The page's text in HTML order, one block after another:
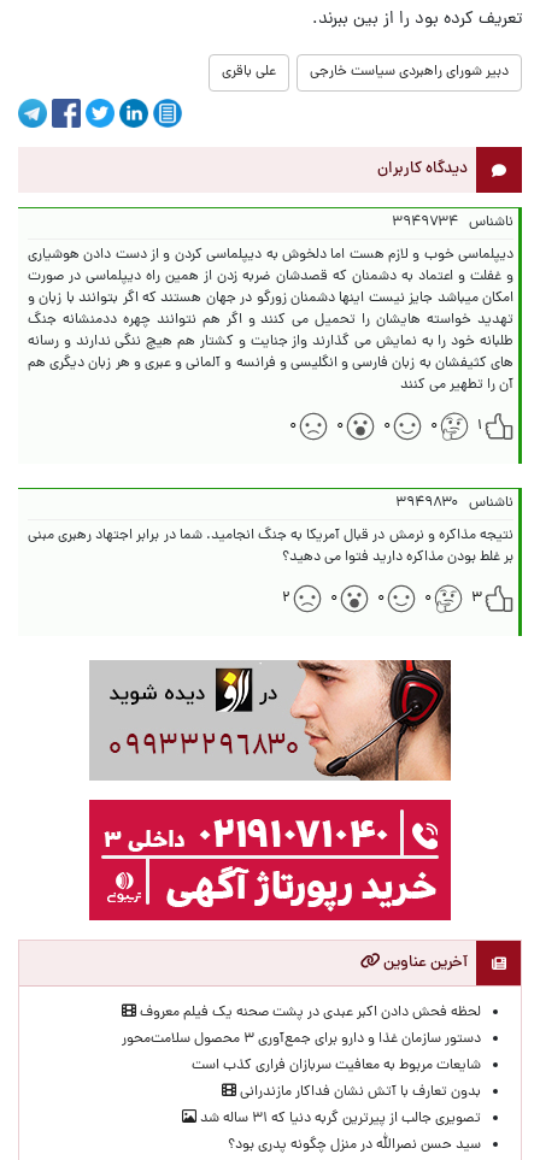
تعریف کرده بود را از بین ببرند.
دبیر شورای راهبردی سیاست خارجی علی باقری
دیدگاه کاربران
ناشناس ۳۹۴۹۷۳۴
دیپلماسی خوب و لازم هست اما دلخوش به دیپلماسی کردن و از دست دادن هوشیاری
و غفلت و اعتماد به دشمنان که قصدشان ضربه زدن از همین راه دیپلماسی در صورت
امکان میباشد جایز نیست اینها دشمنان زورگو در جهان هستند که اگر بتوانند با زبان و
تهدید خواسته هایشان را تحمیل می کنند و اگر هم نتوانند چهره ددمنشانه جنگ
طلبانه خود را به نمایش می گذارند واز جنایت و کشتار هم هیچ ننگی ندارند و رسانه
های کثیفشان به زبان فارسی و انگلیسی و فرانسه و آلمانی و عبری و هر زبان دیگری هم
آن را تطهیر می کنند
۱
۰ ۰ ۰ ۰
ناشناس ۳۹۴۹۸۳۰
نتیجه مذاکره و نرمش در قبال آمریکا به جنگ انجامید. شما در برابر اجتهاد رهبری مبنی
بر غلط بودن مذاکره دارید فتوا می دهید؟
۳
۰ ۰ ۰ ۲
آخرین عناوین
لحظه‌ فحش دادن اکبر عبدی در پشت صحنه یک فیلم معروف
دستور سازمان غذا و دارو برای جمع‌آوری ۳ محصول سلامت‌محور
شایعات مربوط به معافیت سربازان فراری کذب است
بدون تعارف با آتش نشان فداکار مازندرانی
تصویری جالب از پیرترین گربه دنیا که ۳۱ ساله شد
سید حسن نصرالله در منزل چگونه پدری بود؟